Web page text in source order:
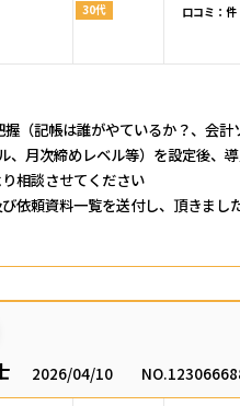
30代 口コミ： 件
（記帳は誰がやているか？、会
、月次締めレベル等）を設定後、導
相談させてください
依頼資料一覧を送付し、頂きま
2026/04/10